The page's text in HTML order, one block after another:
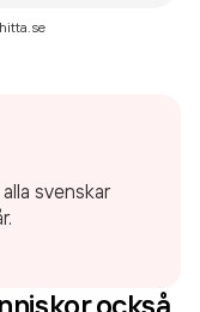
svenskar
också